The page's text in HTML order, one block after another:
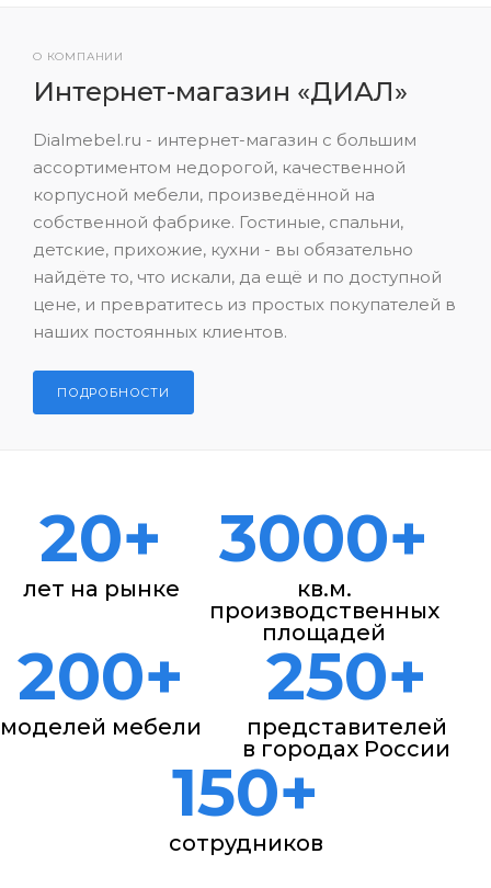
О КОМПАНИИ
Интернет-магазин «ДИАЛ»
Dialmebel.ru - интернет-магазин с большим
ассортиментом недорогой, качественной
корпусной мебели, произведённой на
собственной фабрике. Гостиные, спальни,
детские, прихожие, кухни - вы обязательно
найдёте то, что искали, да ещё и по доступной
цене, и превратитесь из простых покупателей в
наших постоянных клиентов.
ПОДРОБНОСТИ
20+
лет на рынке
3000+
кв.м.
производственных
площадей
200+
моделей мебели
250+
представителей
в городах России
150+
сотрудников